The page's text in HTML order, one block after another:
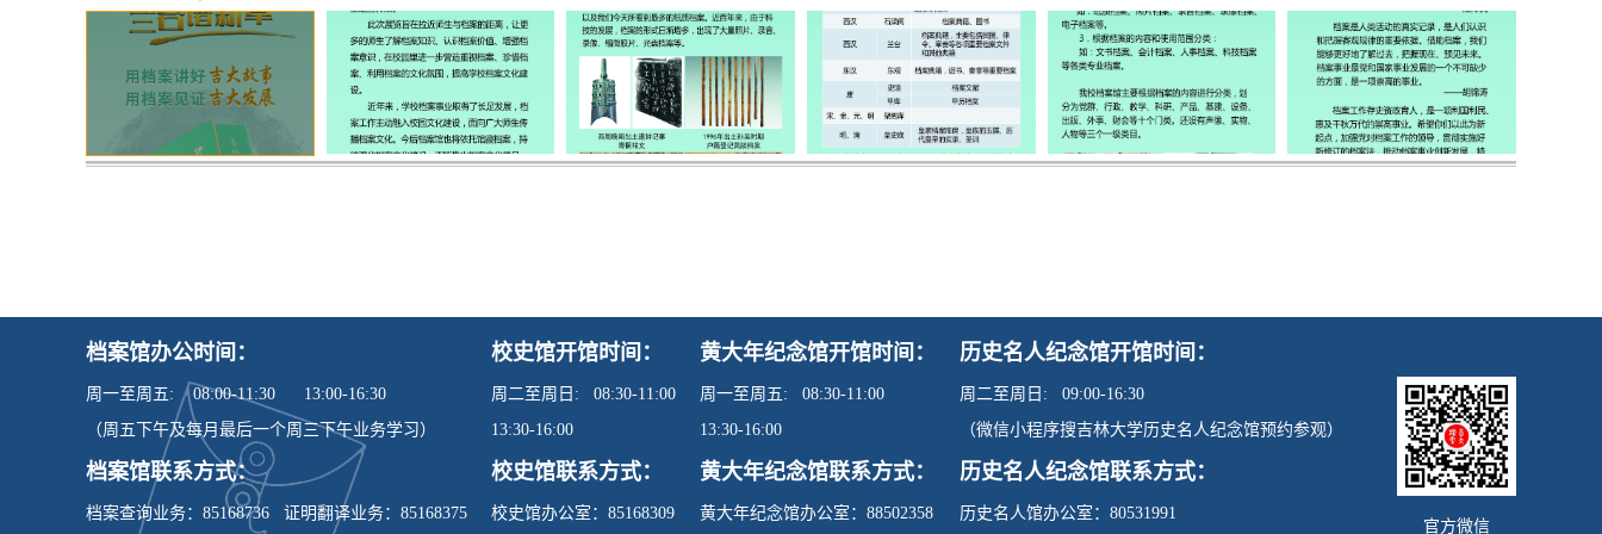
档案馆办公时间：
周一至周五: 08:00-11:30 13:00-16:30
（周五下午及每月最后一个周三下午业务学习）
档案馆联系方式：
档案查询业务：85168736 证明翻译业务：85168375
校史馆开馆时间：
周二至周日: 08:30-11:00
13:30-16:00
校史馆联系方式：
校史馆办公室：85168309
黄大年纪念馆开馆时间：
周一至周五: 08:30-11:00
13:30-16:00
黄大年纪念馆联系方式：
黄大年纪念馆办公室：88502358
历史名人纪念馆开馆时间：
周二至周日: 09:00-16:30
（微信小程序搜吉林大学历史名人纪念馆预约参观）
历史名人纪念馆联系方式：
历史名人馆办公室：80531991
官方微信